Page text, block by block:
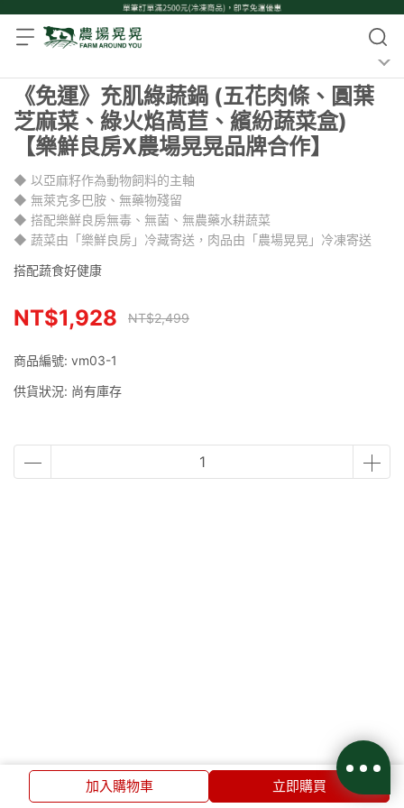
《免運》充肌綠蔬鍋 (五花肉條、圓葉
芝麻菜、綠火焰萵苣、繽紛蔬菜盒)
【樂鮮良房X農場晃晃品牌合作】
◆ 以亞麻籽作為動物飼料的主軸
◆ 無萊克多巴胺、無藥物殘留
◆ 搭配樂鮮良房無毒、無菌、無農藥水耕蔬菜
◆ 蔬菜由「樂鮮良房」冷藏寄送，肉品由「農場晃晃」冷凍寄送
搭配蔬食好健康
NT$1,928 NT$2,499
商品編號: vm03-1
供貨狀況: 尚有庫存
加入購物車 立即購買